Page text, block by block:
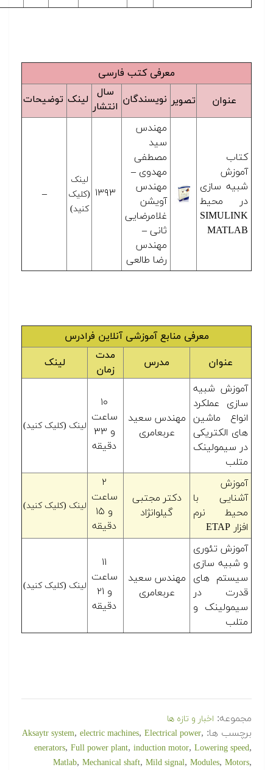
معرفی کتب فارسی
عنوان تصویر نویسندگان
سال
انتشار
لینک توضیحات
کتاب
آموزش
شبیه سازی
در محیط
SIMULINK
MATLAB
مهندس
مصطفی
مهدوی –
مهندس
آویشن
غلامرضایی
ثانی –
مهندس
رضا طالعی
۱۳۹۳
(کلیک
معرفی منابع آموزشی آنلاین فرادرس
عنوان
مدرس
آموزش شبیه
سازی عملکرد
انواع ماشین
های الکتریکی
در سیمولینک
متلب
مهندس سعید
عربعامری
ساعت
دقیقه
لینک (کلیک کنید)
آموزش
آشنایی با
محیط نرم
دکتر مجتبی
گیلوانژاد
ساعت
دقیقه
لینک (کلیک کنید)
آموزش تئوری
و شبیه سازی
سیستم های
قدرت در
سیمولینک و
متلب
مهندس سعید
عربعامری
ساعت
دقیقه
لینک (کلیک کنید)
مجموعه:اخبار و تازه ها
برچسب ها: Aksaytr system,electric machines,Electrical power,
enerators ,Full power plant,induction motor,Lowering speed
Matlab,Mechanical shaft,Mild signal,Modules,Motors